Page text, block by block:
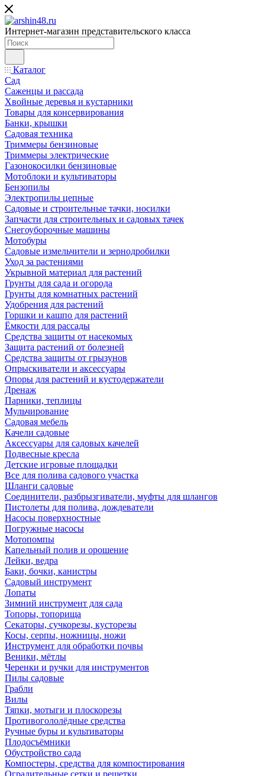
Интернет-магазин представительского класса
Каталог
Сад
Саженцы и рассада
Хвойные деревья и кустарники
Товары для консервирования
Банки, крышки
Садовая техника
Триммеры бензиновые
Триммеры электрические
Газонокосилки бензиновые
Мотоблоки и культиваторы
Бензопилы
Электропилы цепные
Садовые и строительные тачки, носилки
Запчасти для строительных и садовых тачек
Снегоуборочные машины
Мотобуры
Садовые измельчители и зернодробилки
Уход за растениями
Укрывной материал для растений
Грунты для сада и огорода
Грунты для комнатных растений
Удобрения для растений
Горшки и кашпо для растений
Ёмкости для рассады
Средства защиты от насекомых
Защита растений от болезней
Средства защиты от грызунов
Опрыскиватели и аксессуары
Опоры для растений и кустодержатели
Дренаж
Парники, теплицы
Мульчирование
Садовая мебель
Качели садовые
Аксессуары для садовых качелей
Подвесные кресла
Детские игровые площадки
Все для полива садового участка
Шланги садовые
Соединители, разбрызгиватели, муфты для шлангов
Пистолеты для полива, дождеватели
Насосы поверхностные
Погружные насосы
Мотопомпы
Капельный полив и орошение
Лейки, ведра
Баки, бочки, канистры
Садовый инструмент
Лопаты
Зимний инструмент для сада
Топоры, топорища
Секаторы, сучкорезы, кусторезы
Косы, серпы, ножницы, ножи
Инструмент для обработки почвы
Веники, мётлы
Черенки и ручки для инструментов
Пилы садовые
Грабли
Вилы
Тяпки, мотыги и плоскорезы
Противогололёдные средства
Ручные буры и культиваторы
Плодосъёмники
Обустройство сада
Компостеры, средства для компостирования
Оградительные сетки и решетки